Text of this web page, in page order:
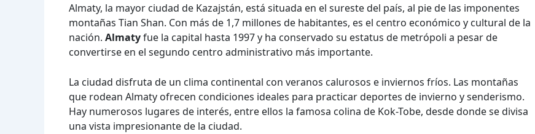
Almaty, la mayor ciudad de Kazajstán, está situada en el sureste del país, al pie de las imponentes
montañas Tian Shan. Con más de 1,7 millones de habitantes, es el centro económico y cultural de la
nación. Almatyfue la capital hasta 1997 y ha conservado su estatus de metrópoli a pesar de
convertirse en el segundo centro administrativo más importante.
La ciudad disfruta de un clima continental con veranos calurosos e inviernos fríos. Las montañas
que rodean Almaty ofrecen condiciones ideales para practicar deportes de invierno y senderismo.
Hay numerosos lugares de interés, entre ellos la famosa colina de Kok-Tobe, desde donde se divisa
una vista impresionante de la ciudad.